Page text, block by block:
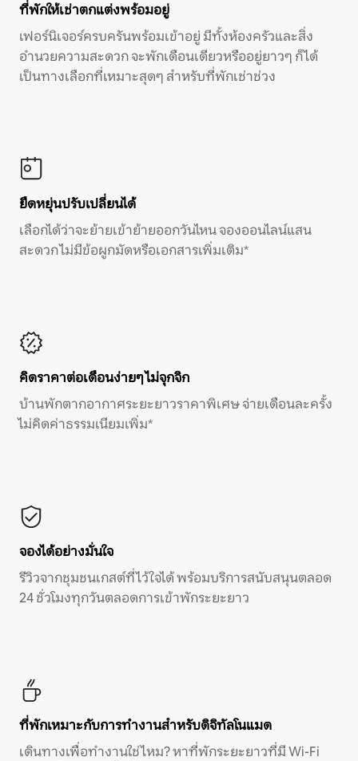
ที่พักให้เช่าตกแต่งพร้อมอยู่
เฟอร์นิเจอร์ครบครันพร้อมเข้าอยู่ มีทั้งห้องครัวและสิ่ง
อำนวยความสะดวก จะพักเดือนเดียวหรืออยู่ยาวๆ ก็ได้
เป็นทางเลือกที่เหมาะสุดๆ สำหรับที่พักเช่าช่วง
ยืดหยุ่นปรับเปลี่ยนได้
เลือกได้ว่าจะย้ายเข้าย้ายออกวันไหน จองออนไลน์แสน
สะดวก ไม่มีข้อผูกมัดหรือเอกสารเพิ่มเติม*
คิดราคาต่อเดือนง่ายๆ ไม่จุกจิก
บ้านพักตากอากาศระยะยาวราคาพิเศษ จ่ายเดือนละครั้ง
ไม่คิดค่าธรรมเนียมเพิ่ม*
จองได้อย่างมั่นใจ
รีวิวจากชุมชนเกสต์ที่ไว้ใจได้ พร้อมบริการสนับสนุนตลอด
24 ชั่วโมงทุกวันตลอดการเข้าพักระยะยาว
ที่พักเหมาะกับการทำงานสำหรับดิจิทัลโนแมด
เดินทางเพื่อทำงานใช่ไหม? หาที่พักระยะยาวที่มี Wi-Fi